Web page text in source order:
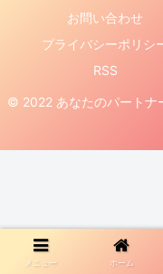
お問い合わせ
プライバシーポリシ
RSS
© 2022 あなたのパートナ
メニュー ホーム